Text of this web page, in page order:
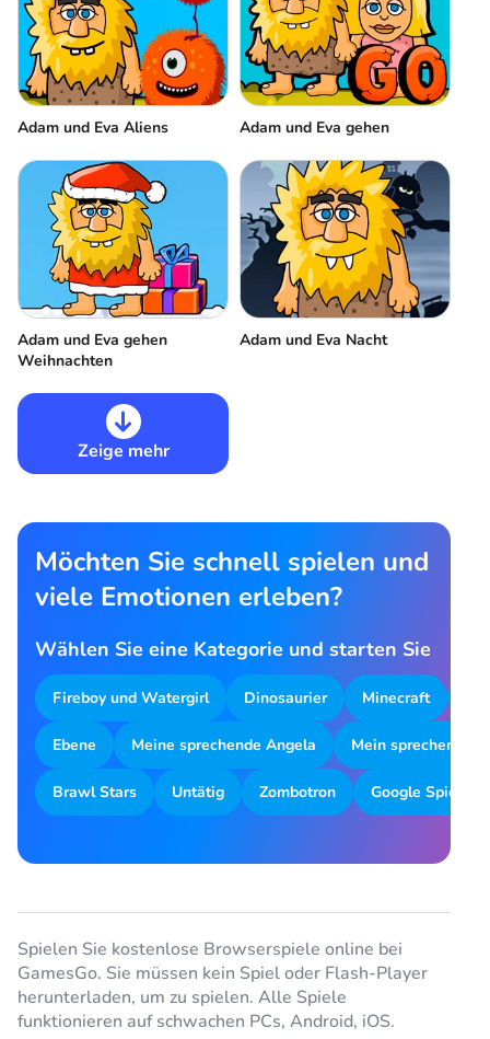
Adam und Eva Aliens Adam und Eva gehen
Adam und Eva gehen
Weihnachten
Adam und Eva Nacht
Zeige mehr
Möchten Sie schnell spielen und
viele Emotionen erleben?
Wählen Sie eine Kategorie und starten Sie
Fireboy und Watergirl Dinosaurier Minecraft
Ebene Meine sprechende Angela Mein sprechender
Brawl Stars Untätig Zombotron Google Spiele
Spielen Sie kostenlose Browserspiele online bei
GamesGo. Sie müssen kein Spiel oder Flash-Player
herunterladen, um zu spielen. Alle Spiele
funktionieren auf schwachen PCs, Android, iOS.